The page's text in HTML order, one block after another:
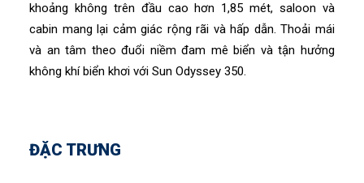
khoảng không trên đầu cao hơn 1,85 mét, saloon và
cabin mang lại cảm giác rộng rãi và hấp dẫn. Thoải mái
và an tâm theo đuổi niềm đam mê biển và tận hưởng
không khí biển khơi với Sun Odyssey 350.
ĐẶC TRƯNG